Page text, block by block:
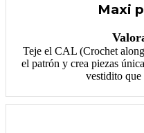
Maxi
Teje el CAL (Crochet
el patrón y crea piezas
vestidito que